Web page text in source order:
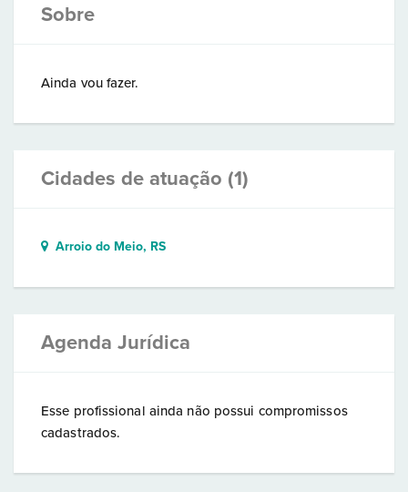
Sobre
Ainda vou fazer.
Cidades de atuação (1)
Arroio do Meio, RS
Agenda Jurídica
Esse profissional ainda não possui compromissos
cadastrados.